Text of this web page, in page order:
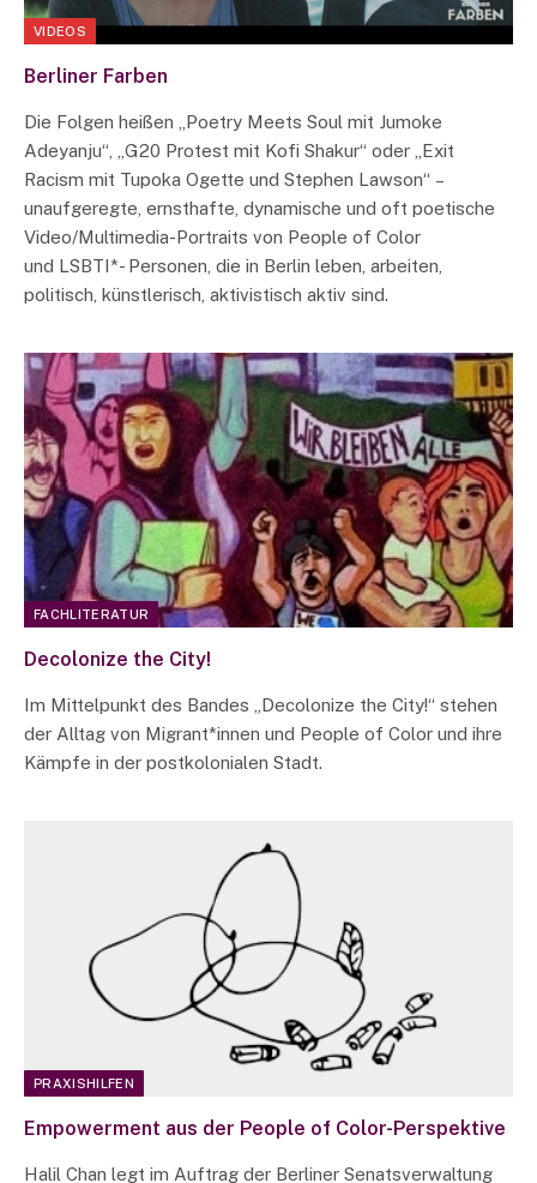
VIDEOS
Berliner Farben
Die Folgen heißen „Poetry Meets Soul mit Jumoke
Adeyanju“, „G20 Protest mit Kofi Shakur“ oder „Exit
Racism mit Tupoka Ogette und Stephen Lawson“ –
unaufgeregte, ernsthafte, dynamische und oft poetische
Video/Multimedia-Portraits von People of Color
und LSBTI*- Personen, die in Berlin leben, arbeiten,
politisch, künstlerisch, aktivistisch aktiv sind.
FACHLITERATUR
Decolonize the City!
Im Mittelpunkt des Bandes „Decolonize the City!“ stehen
der Alltag von Migrant*innen und People of Color und ihre
Kämpfe in der postkolonialen Stadt.
PRAXISHILFEN
Empowerment aus der People of Color-Perspektive
Halil Chan legt im Auftrag der Berliner Senatsverwaltung